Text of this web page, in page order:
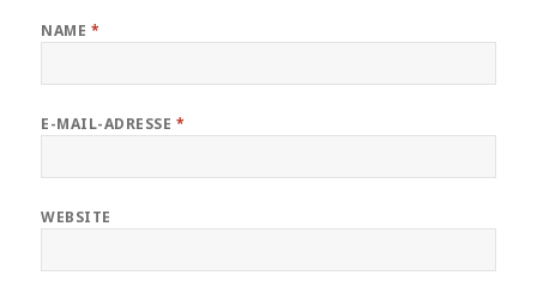
NAME *
E-MAIL-ADRESSE *
WEBSITE